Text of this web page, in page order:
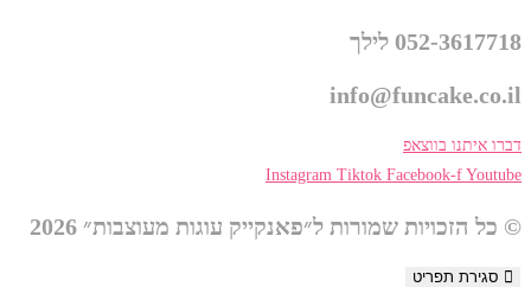
052-3617718 לילך
info@funcake.co.il
דברו איתנו בווצאפ
Instagram Tiktok Facebook-f Youtube
© כל הזכויות שמורות ל״פאנקייק עוגות מעוצבות״ 2026
סגירת תפריט